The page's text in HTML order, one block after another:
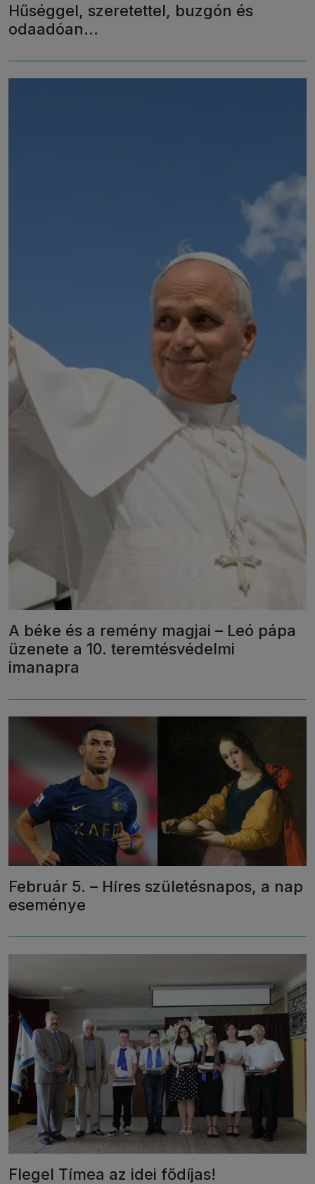
Hűséggel, szeretettel, buzgón és
odaadóan...
A béke és a remény magjai – Leó pápa
üzenete a 10. teremtésvédelmi
imanapra
Február 5. – Híres születésnapos, a nap
eseménye
Flegel Tímea az idei fődíjas!